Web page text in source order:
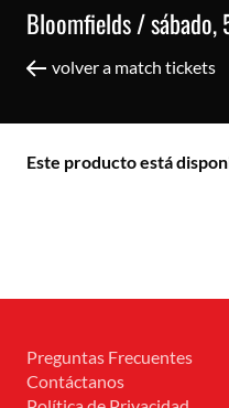
Bloomfields /
volver a match tickets
Este producto está
Preguntas Frecuentes
Contáctanos